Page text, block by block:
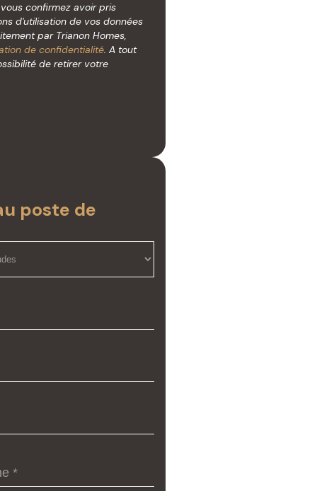
confirmez avoir pris
d'utilisation de vos données
par Trianon Homes,
de confidentialité. A tout
de retirer votre
poste de